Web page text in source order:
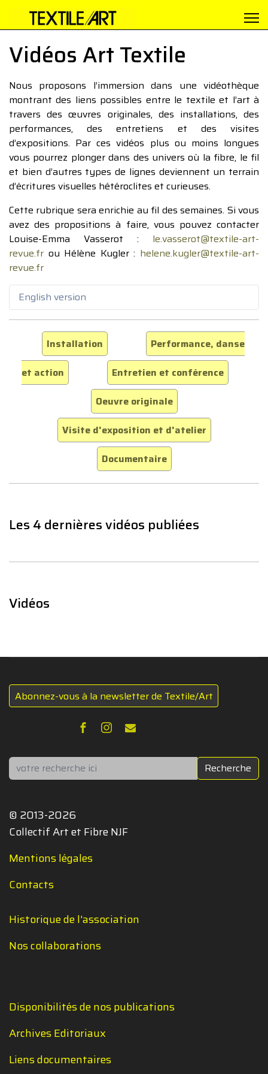
Vidéos Art Textile
Nous proposons l’immersion dans une vidéothèque
montrant des liens possibles entre le textile et l’art à
travers des œuvres originales, des installations, des
performances, des entretiens et des visites
d’expositions. Par ces vidéos plus ou moins longues
vous pourrez plonger dans des univers où la fibre, le fil
et bien d’autres types de lignes deviennent un terrain
d’écritures visuelles hétéroclites et curieuses.
Cette rubrique sera enrichie au fil des semaines. Si vous
avez des propositions à faire, vous pouvez contacter
Louise-Emma Vasserot : le.vasserot@textile-art-
revue.fr ou Hélène Kugler : helene.kugler@textile-art-
revue.fr
English version
Installation
Performance, danse
et action
Entretien et conférence
Oeuvre originale
Visite d'exposition et d'atelier
Documentaire
Les 4 dernières vidéos publiées
Vidéos
Abonnez-vous à la newsletter de Textile/Art
Rechercher Recherche
© 2013-2026
Collectif Art et Fibre NJF
Mentions légales
Contacts
Historique de l'association
Nos collaborations
Disponibilités de nos publications
Archives Editoriaux
Liens documentaires